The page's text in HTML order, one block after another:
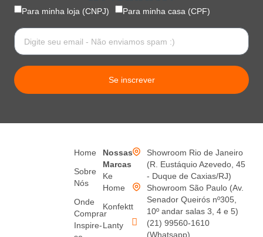
Para minha loja (CNPJ) Para minha casa (CPF)
Se inscrever
Home
Sobre
Nós
Onde
Comprar
Inspire-
Nossas
Marcas
Ke
Home
Konfektt
Lanty
Showroom Rio de Janeiro
(R. Eustáquio Azevedo, 45
- Duque de Caxias/RJ)
Showroom São Paulo (Av.
Senador Queirós nº305,
10º andar salas 3, 4 e 5)
(21) 99560-1610
(Whatsapp)